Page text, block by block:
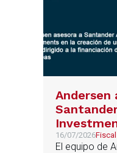
Andersen
creación
16/07/2026Fiscal
El equipo de